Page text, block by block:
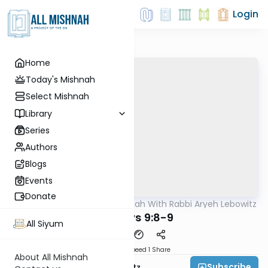
Home
Today's Mishnah
Select Mishnah
Library
Series
Authors
Blogs
Events
Donate
All Siyum
About All Mishnah
Login
Mishna The Mishnah With Rabbi Aryeh Lebowitz
Kesuovs 9:8-9
Speed 1 Share